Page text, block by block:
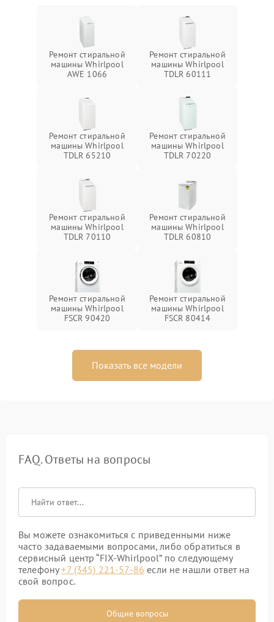
Ремонт стиральной
машины Whirlpool
AWE 1066
Ремонт стиральной
машины Whirlpool
TDLR 60111
Ремонт стиральной
машины Whirlpool
TDLR 65210
Ремонт стиральной
машины Whirlpool
TDLR 70220
Ремонт стиральной
машины Whirlpool
TDLR 70110
Ремонт стиральной
машины Whirlpool
TDLR 60810
Ремонт стиральной
машины Whirlpool
FSCR 90420
Ремонт стиральной
машины Whirlpool
FSCR 80414
Показать все модели
FAQ. Ответы на вопросы
Вы можете ознакомиться с приведенными ниже
часто задаваемыми вопросами, либо обратиться в
сервисный центр “FIX-Whirlpool” по следующему
телефону+7 (345) 221-57-86 если не нашли ответ на
свой вопрос.
Общие вопросы